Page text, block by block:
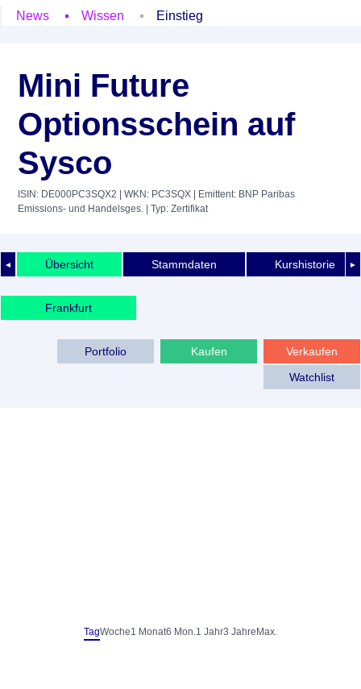
News
Wissen Einstieg
Mini Future
Optionsschein auf
Sysco
ISIN: DE000PC3SQX2 | WKN: PC3SQX | Emittent: BNP Paribas
Emissions- und Handelsges. | Typ: Zertifikat
◄ ►
Übersicht Stammdaten Kurshistorie
Frankfurt
Verkaufen
Kaufen
Portfolio
Watchlist
TagWoche1 Monat6 Mon.1 Jahr3 Jahre Max.